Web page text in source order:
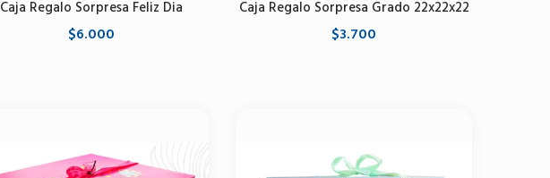
Caja Regalo Sorpresa Feliz Dia
$6.000
Caja Regalo Sorpresa Grado 22x22x22
$3.700